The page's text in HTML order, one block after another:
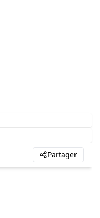
Partager